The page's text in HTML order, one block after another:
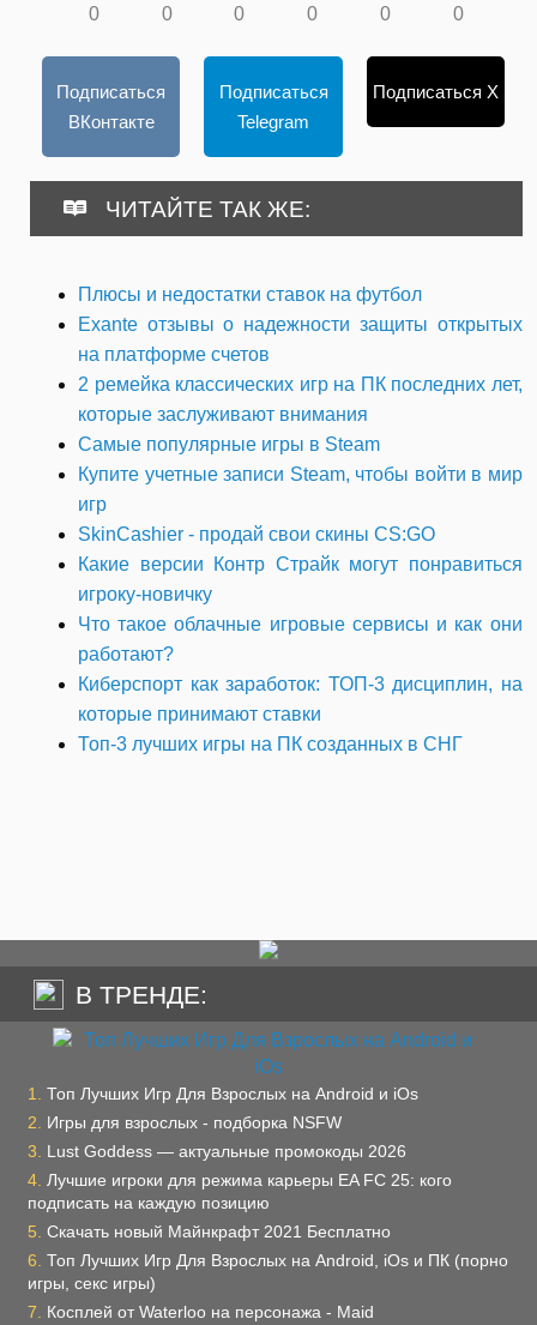
0 0 0 0 0 0
Подписаться
ВКонтакте
Подписаться
Telegram
Подписаться X
ЧИТАЙТЕ ТАК ЖЕ:
Плюсы и недостатки ставок на футбол
Exante отзывы о надежности защиты открытых
на платформе счетов
2 ремейка классических игр на ПК последних лет,
которые заслуживают внимания
Самые популярные игры в Steam
Купите учетные записи Steam, чтобы войти в мир
игр
SkinCashier - продай свои скины CS:GO
Какие версии Контр Страйк могут понравиться
игроку-новичку
Что такое облачные игровые сервисы и как они
работают?
Киберспорт как заработок: ТОП-3 дисциплин, на
которые принимают ставки
Топ-3 лучших игры на ПК созданных в СНГ
В ТРЕНДЕ:
Топ Лучших Игр Для Взрослых на Android и iOs
Игры для взрослых - подборка NSFW
Lust Goddess — актуальные промокоды 2026
Лучшие игроки для режима карьеры EA FC 25: кого
подписать на каждую позицию
Скачать новый Майнкрафт 2021 Бесплатно
Топ Лучших Игр Для Взрослых на Android, iOs и ПК (порно
игры, секс игры)
Косплей от Waterloo на персонажа - Maid